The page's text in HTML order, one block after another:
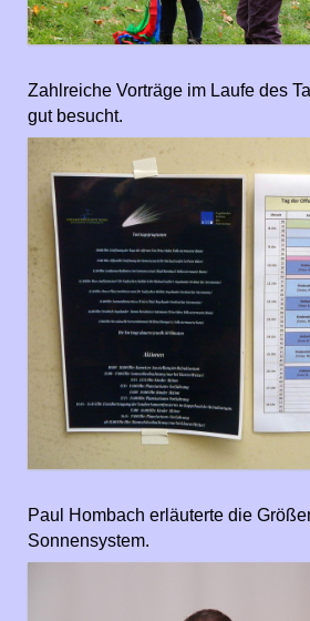
Zahlreiche Vorträge im Laufe des
gut besucht.
Paul Hombach erläuterte die
Sonnensystem.